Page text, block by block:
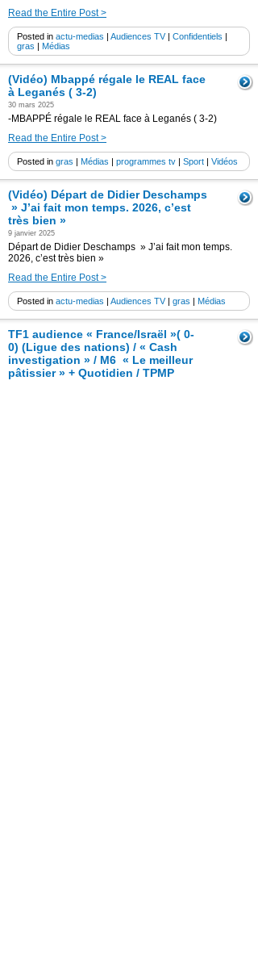
Read the Entire Post >
Posted in actu-medias | Audiences TV| Confidentiels |
gras | Médias
(Vidéo) Mbappé régale le REAL face
à Leganés ( 3-2)
30 mars 2025
-MBAPPÉ régale le REAL face à Leganés ( 3-2)
Read the Entire Post >
Posted in gras | Médias | programmes tv | Sport | Vidéos
(Vidéo) Départ de Didier Deschamps
» J’ai fait mon temps. 2026, c’est
très bien »
9 janvier 2025
Départ de Didier Deschamps » J’ai fait mon temps.
2026, c’est très bien »
Read the Entire Post >
Posted in actu-medias | Audiences TV| gras | Médias
TF1 audience « France/Israël »( 0-
0) (Ligue des nations) / « Cash
investigation » / M6 « Le meilleur
pâtissier » + Quotidien / TPMP